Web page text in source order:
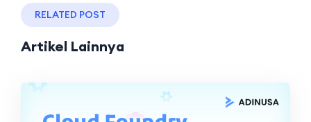
RELATED POST
Artikel Lainnya